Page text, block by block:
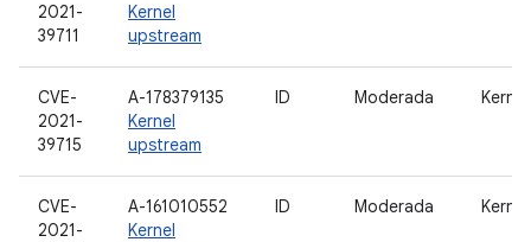
2021-
39711
Kernel
upstream
CVE-
2021-
39715
A-178379135
Kernel
upstream
ID Moderada Kernel
CVE-
2021-
A-161010552
Kernel
ID Moderada Kernel